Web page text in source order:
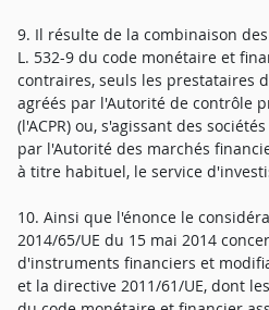
9. Il résulte de la combinaison
L. 532-9 du code monétaire et
contraires, seuls les prestataires
agréés par l'Autorité de contrôle
(l'ACPR) ou, s'agissant des
par l'Autorité des marchés
à titre habituel, le service
10. Ainsi que l'énonce le
2014/65/UE du 15 mai 2014
d'instruments financiers et
et la directive 2011/61/UE, dont